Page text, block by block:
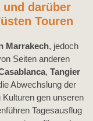
und darüber
Touren
Marrakech, jedoch
Seiten anderen
, Tangier
Abwechslung der
gen unseren
Tagesausflug